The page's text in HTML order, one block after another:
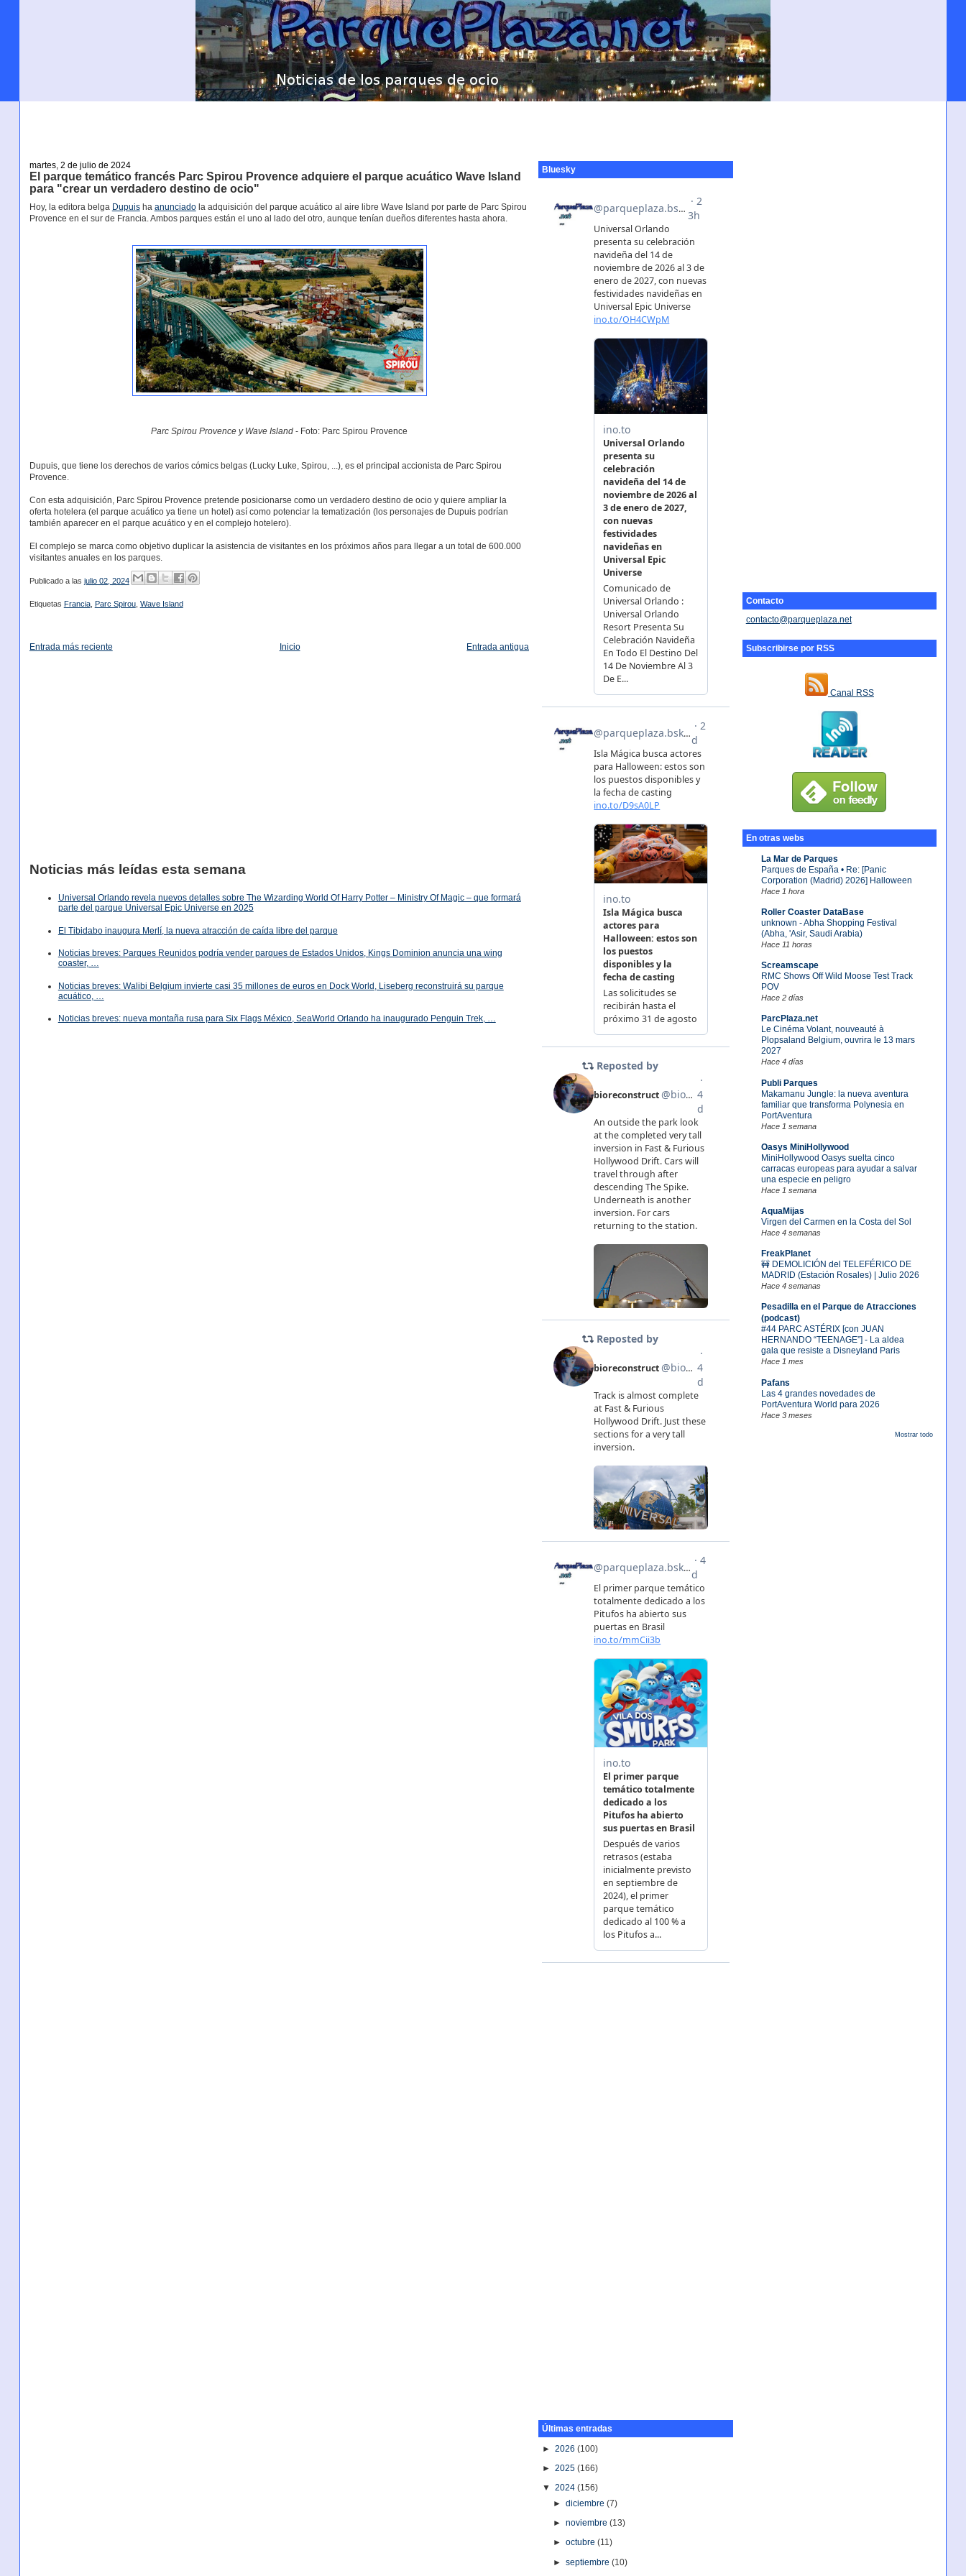
Contacto
contacto@parqueplaza.net
Subscribirse por RSS
Canal RSS
En otras webs
La Mar de Parques
Parques de España • Re: [Panic
Corporation (Madrid) 2026] Halloween
Hace 1 hora
Roller Coaster DataBase
unknown - Abha Shopping Festival
(Abha, 'Asir, Saudi Arabia)
Hace 11 horas
Screamscape
RMC Shows Off Wild Moose Test Track
POV
Hace 2 días
ParcPlaza.net
Le Cinéma Volant, nouveauté à
Plopsaland Belgium, ouvrira le 13 mars
2027
Hace 4 días
Publi Parques
Makamanu Jungle: la nueva aventura
familiar que transforma Polynesia en
PortAventura
Hace 1 semana
Oasys MiniHollywood
MiniHollywood Oasys suelta cinco
carracas europeas para ayudar a salvar
una especie en peligro
Hace 1 semana
AquaMijas
Virgen del Carmen en la Costa del Sol
Hace 4 semanas
FreakPlanet
🚧 DEMOLICIÓN del TELEFÉRICO DE
MADRID (Estación Rosales) | Julio 2026
Hace 4 semanas
Pesadilla en el Parque de Atracciones
(podcast)
#44 PARC ASTÉRIX [con JUAN
HERNANDO “TEENAGE”] - La aldea
gala que resiste a Disneyland Paris
Hace 1 mes
Pafans
Las 4 grandes novedades de
PortAventura World para 2026
Hace 3 meses
Mostrar todo
martes, 2 de julio de 2024
El parque temático francés Parc Spirou Provence adquiere el parque acuático Wave Island
para "crear un verdadero destino de ocio"
Hoy, la editora belga Dupuisha anunciadola adquisición del parque acuático al aire libre Wave Island por parte de Parc Spirou
Provence en el sur de Francia. Ambos parques están el uno al lado del otro, aunque tenían dueños diferentes hasta ahora.
Parc Spirou Provence y Wave Island - Foto: Parc Spirou Provence
Dupuis, que tiene los derechos de varios cómics belgas (Lucky Luke, Spirou, ...), es el principal accionista de Parc Spirou
Provence.
Con esta adquisición, Parc Spirou Provence pretende posicionarse como un verdadero destino de ocio y quiere ampliar la
oferta hotelera (el parque acuático ya tiene un hotel) así como potenciar la tematización (los personajes de Dupuis podrían
también aparecer en el parque acuático y en el complejo hotelero).
El complejo se marca como objetivo duplicar la asistencia de visitantes en los próximos años para llegar a un total de 600.000
visitantes anuales en los parques.
Publicado a las julio 02, 2024
Etiquetas Francia, Parc Spirou, Wave Island
Entrada más reciente Entrada antigua
Inicio
Noticias más leídas esta semana
Universal Orlando revela nuevos detalles sobre The Wizarding World Of Harry Potter – Ministry Of Magic – que formará
parte del parque Universal Epic Universe en 2025
El Tibidabo inaugura Merlí, la nueva atracción de caída libre del parque
Noticias breves: Parques Reunidos podría vender parques de Estados Unidos, Kings Dominion anuncia una wing
coaster, …
Noticias breves: Walibi Belgium invierte casi 35 millones de euros en Dock World, Liseberg reconstruirá su parque
acuático, …
Noticias breves: nueva montaña rusa para Six Flags México, SeaWorld Orlando ha inaugurado Penguin Trek, …
Bluesky
Últimas entradas
►2026(100)
►2025(166)
▼2024(156)
►diciembre(7)
►noviembre(13)
►octubre(11)
►septiembre(10)